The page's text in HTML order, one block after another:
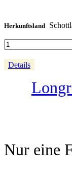
Herkunftsland
Details
Nur eine